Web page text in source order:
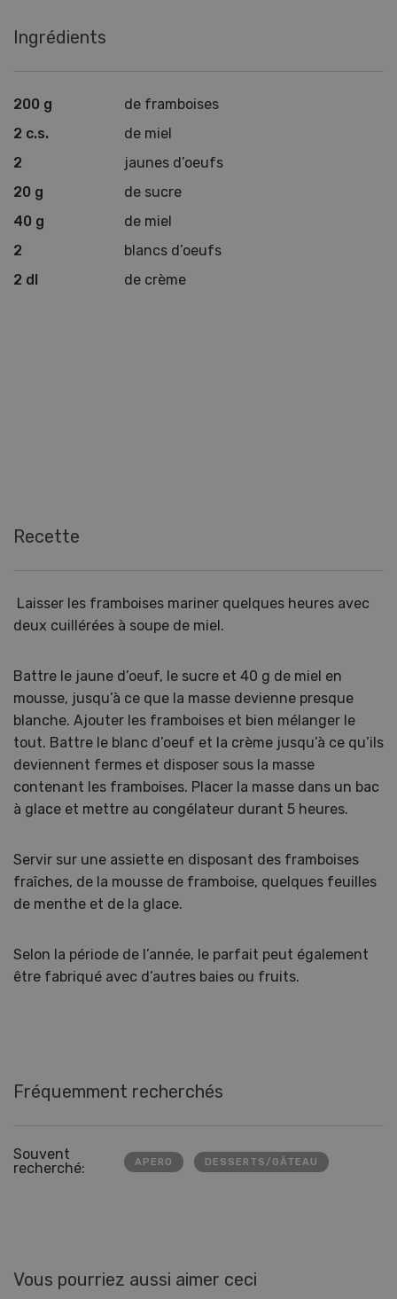
Ingrédients
200 g
de framboises
2 c.s.
de miel
2
jaunes d’oeufs
20 g
de sucre
40 g
de miel
2
blancs d’oeufs
2 dl
de crème
Recette
Laisser les framboises mariner quelques heures avec
deux cuillérées à soupe de miel.
Battre le jaune d’oeuf, le sucre et 40 g de miel en
mousse, jusqu’à ce que la masse devienne presque
blanche. Ajouter les framboises et bien mélanger le
tout. Battre le blanc d’oeuf et la crème jusqu’à ce qu’ils
deviennent fermes et disposer sous la masse
contenant les framboises. Placer la masse dans un bac
à glace et mettre au congélateur durant 5 heures.
Servir sur une assiette en disposant des framboises
fraîches, de la mousse de framboise, quelques feuilles
de menthe et de la glace.
Selon la période de l’année, le parfait peut également
être fabriqué avec d’autres baies ou fruits.
Fréquemment recherchés
Souvent
recherché:
APERO DESSERTS/GÂTEAU
Vous pourriez aussi aimer ceci